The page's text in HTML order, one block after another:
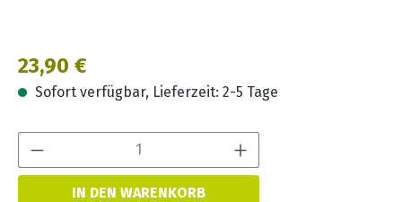
Regulärer Preis:
23,90 €
Sofort verfügbar, Lieferzeit: 2-5 Tage
IN DEN WARENKORB